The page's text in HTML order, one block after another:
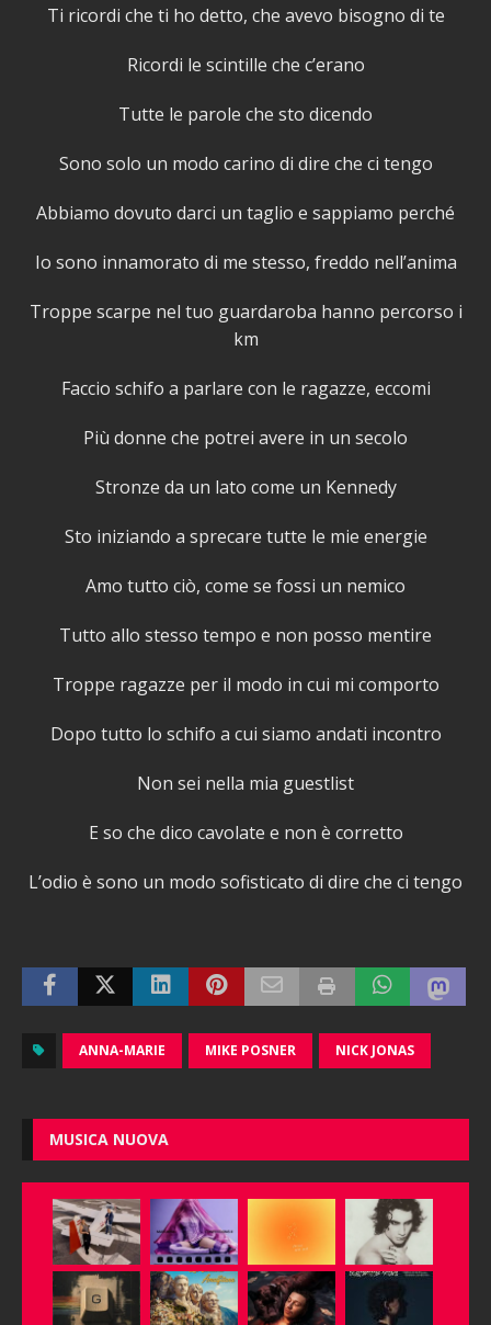
Ti ricordi che ti ho detto, che avevo bisogno di te
Ricordi le scintille che c’erano
Tutte le parole che sto dicendo
Sono solo un modo carino di dire che ci tengo
Abbiamo dovuto darci un taglio e sappiamo perché
Io sono innamorato di me stesso, freddo nell’anima
Troppe scarpe nel tuo guardaroba hanno percorso i
km
Faccio schifo a parlare con le ragazze, eccomi
Più donne che potrei avere in un secolo
Stronze da un lato come un Kennedy
Sto iniziando a sprecare tutte le mie energie
Amo tutto ciò, come se fossi un nemico
Tutto allo stesso tempo e non posso mentire
Troppe ragazze per il modo in cui mi comporto
Dopo tutto lo schifo a cui siamo andati incontro
Non sei nella mia guestlist
E so che dico cavolate e non è corretto
L’odio è sono un modo sofisticato di dire che ci tengo
ANNA-MARIE MIKE POSNER NICK JONAS
MUSICA NUOVA